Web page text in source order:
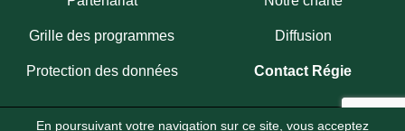
En poursuivant votre navigation sur ce site, vous acceptez
Grille des programmes Diffusion
Protection des données Contact Régie